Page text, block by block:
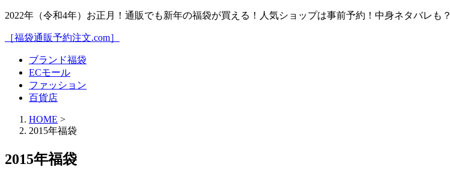
2022年（令和4年）お正月！通販でも新年の福袋が買える！人気ショップは事前予約！中身ネタバレも？
［福袋通販予約注文.com］
ブランド福袋
ECモール
ファッション
百貨店
HOME >
2015年福袋
2015年福袋